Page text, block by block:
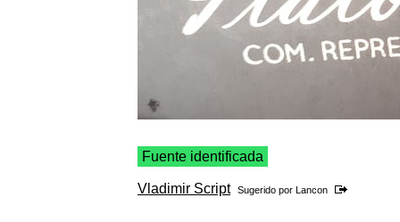
Fuente identificada
Vladimir Script Sugerido por Lancon